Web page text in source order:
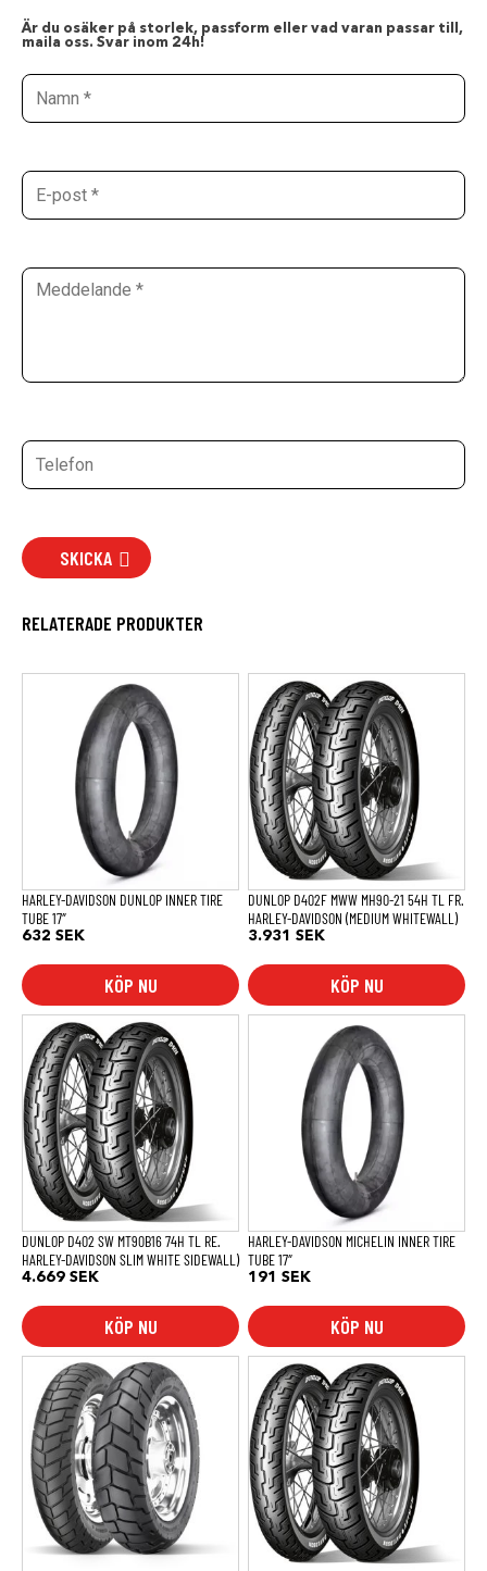
Är du osäker på storlek, passform eller vad varan passar till,
maila oss. Svar inom 24h!
SKICKA
RELATERADE PRODUKTER
HARLEY-DAVIDSON DUNLOP INNER TIRE
TUBE 17″
632 SEK
KÖP NU
DUNLOP D402F MWW MH90-21 54H TL FR.
HARLEY-DAVIDSON (MEDIUM WHITEWALL)
3.931 SEK
KÖP NU
DUNLOP D402 SW MT90B16 74H TL RE.
HARLEY-DAVIDSON SLIM WHITE SIDEWALL)
4.669 SEK
KÖP NU
HARLEY-DAVIDSON MICHELIN INNER TIRE
TUBE 17″
191 SEK
KÖP NU